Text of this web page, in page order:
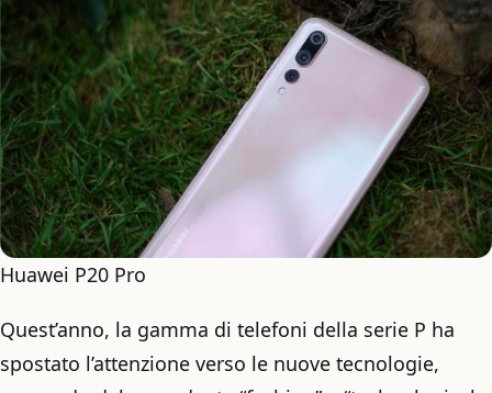
Huawei P20 Pro
Quest’anno, la gamma di telefoni della serie P ha
spostato l’attenzione verso le nuove tecnologie,